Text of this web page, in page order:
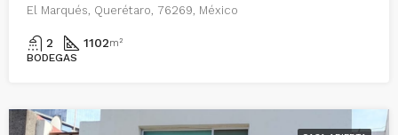
El Marqués, Querétaro, 76269, México
2 1102m²
BODEGAS